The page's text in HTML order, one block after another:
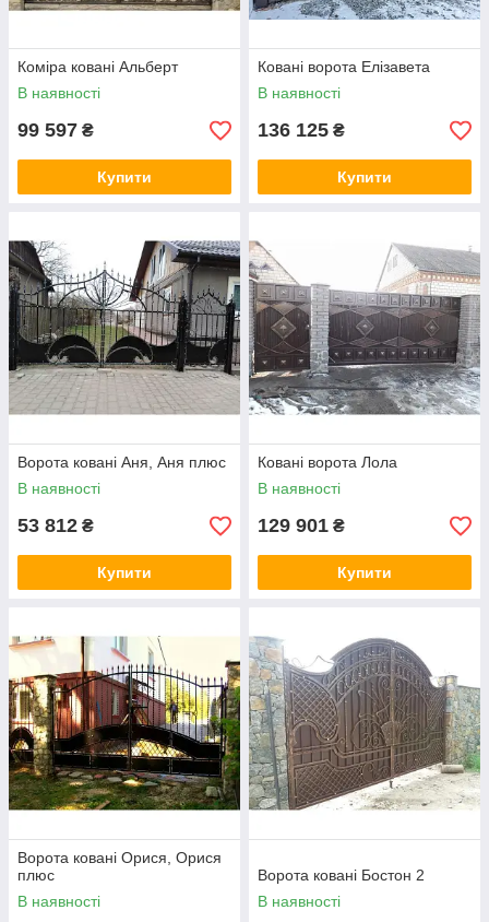
Коміра ковані Альберт
В наявності
99 597 ₴
Купити
Ковані ворота Елізавета
В наявності
136 125 ₴
Купити
Ворота ковані Аня, Аня плюс
В наявності
53 812 ₴
Купити
Ковані ворота Лола
В наявності
129 901 ₴
Купити
Ворота ковані Орися, Орися
плюс
В наявності
Ворота ковані Бостон 2
В наявності